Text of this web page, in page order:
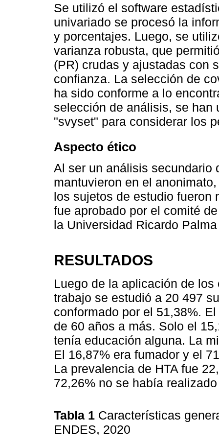
Se utilizó el software
univariado se procesó la
y porcentajes. Luego, se
varianza robusta, que
(PR) crudas y ajustadas con
confianza. La selección de
ha sido conforme a lo
selección de análisis, se
"svyset" para considerar los
Aspecto ético
Al ser un análisis secundario
mantuvieron en el
los sujetos de estudio fueron
fue aprobado por el comité
la Universidad Ricardo
RESULTADOS
Luego de la aplicación de
trabajo se estudió a 20 497
conformado por el 51,38%.
de 60 años a más. Solo el
tenía educación alguna. La
El 16,87% era fumador y el
La prevalencia de HTA fue
72,26% no se había
Tabla 1 Características
ENDES, 2020